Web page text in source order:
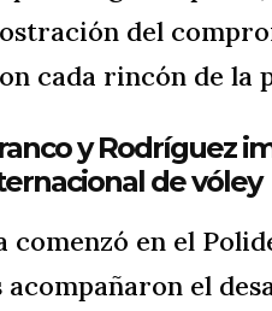
del
cada rincón de la
y Rodríguez
de vóley
comenzó en el
el